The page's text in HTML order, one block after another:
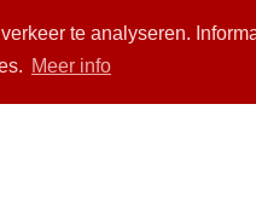
te analyseren.
Meer info